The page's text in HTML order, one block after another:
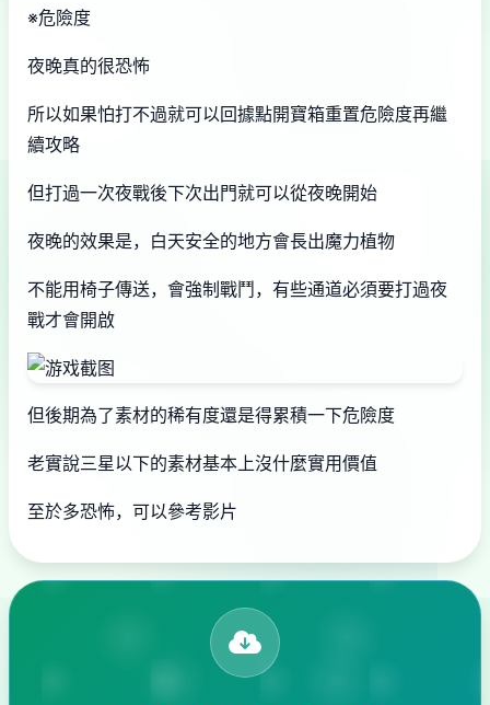
※危險度
夜晚真的很恐怖
所以如果怕打不過就可以回據點開寶箱重置危險度再繼
續攻略
但打過一次夜戰後下次出門就可以從夜晚開始
夜晚的效果是，白天安全的地方會長出魔力植物
不能用椅子傳送，會強制戰鬥，有些通道必須要打過夜
戰才會開啟
但後期為了素材的稀有度還是得累積一下危險度
老實說三星以下的素材基本上沒什麼實用價值
至於多恐怖，可以參考影片